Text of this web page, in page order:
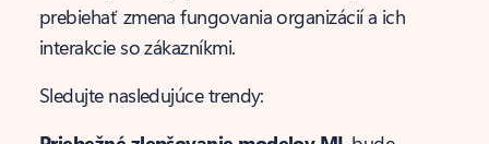
prebiehať zmena fungovania organizácií a ich
interakcie so zákazníkmi.
Sledujte nasledujúce trendy: